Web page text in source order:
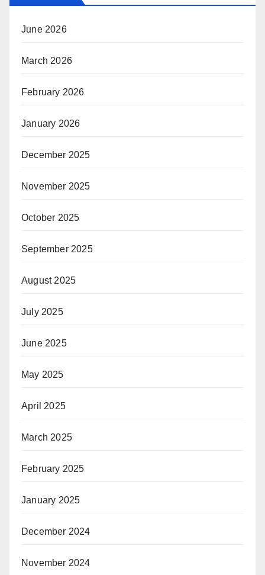
June 2026
March 2026
February 2026
January 2026
December 2025
November 2025
October 2025
September 2025
August 2025
July 2025
June 2025
May 2025
April 2025
March 2025
February 2025
January 2025
December 2024
November 2024